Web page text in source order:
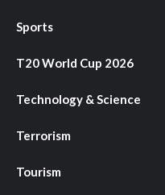
Sports
T20 World Cup 2026
Technology & Science
Terrorism
Tourism